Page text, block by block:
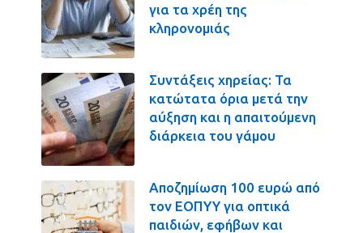
για τα χρέη της
κληρονομιάς
Συντάξεις χηρείας: Τα
κατώτατα όρια μετά την
αύξηση και η απαιτούμενη
διάρκεια του γάμου
Αποζημίωση 100 ευρώ από
τον ΕΟΠΥΥ για οπτικά
παιδιών, εφήβων και